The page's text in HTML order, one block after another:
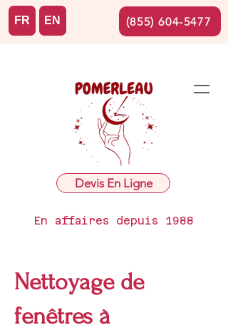
Devis En Ligne
En affaires depuis 1988
FR EN (855) 604-5477
Nettoyage de
fenêtres à